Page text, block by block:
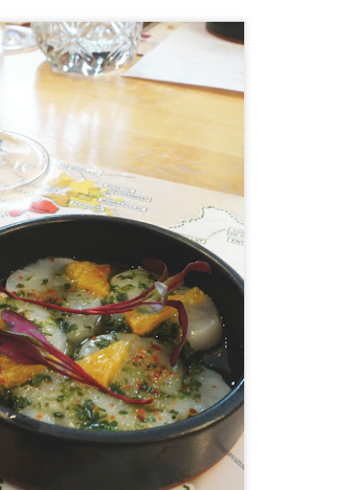
sociaux qu’Iris Chabout, la propriétaire de Ô
m’a contacté. Elle désirait me faire connaître le
travail et je dois vous dire qu’il ne m’en fallait pas
me convaincre. Si une partie de la clientèle
restauration, la boutique est aussi ouverte au
également possible de faire nos emplettes via le
d’aller chercher vos achats à un des points de